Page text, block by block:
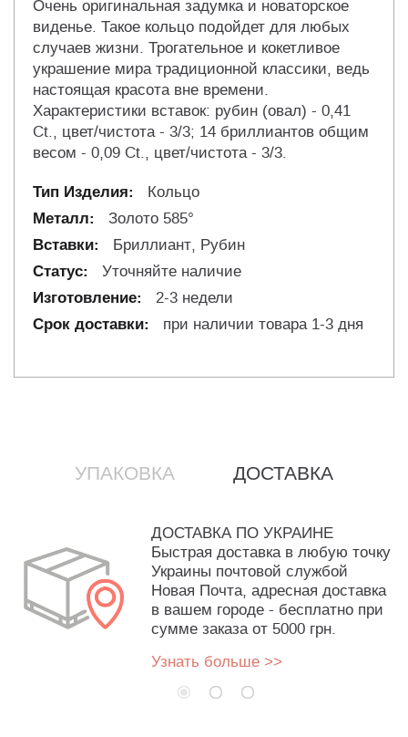
Очень оригинальная задумка и новаторское
виденье. Такое кольцо подойдет для любых
случаев жизни. Трогательное и кокетливое
украшение мира традиционной классики, ведь
настоящая красота вне времени.
Характеристики вставок: рубин (овал) - 0,41
Ct., цвет/чистота - 3/3; 14 бриллиантов общим
весом - 0,09 Ct., цвет/чистота - 3/3.
Кольцо
Золото 585°
Бриллиант, Рубин
Уточняйте наличие
2-3 недели
при наличии товара 1-3 дня
УПАКОВКА ДОСТАВКА
ДОСТАВКА ПО УКРАИНЕ
Быстрая доставка в любую точку
Украины почтовой службой
Новая Почта, адресная доставка
в вашем городе - бесплатно при
сумме заказа от 5000 грн.
Узнать больше >>